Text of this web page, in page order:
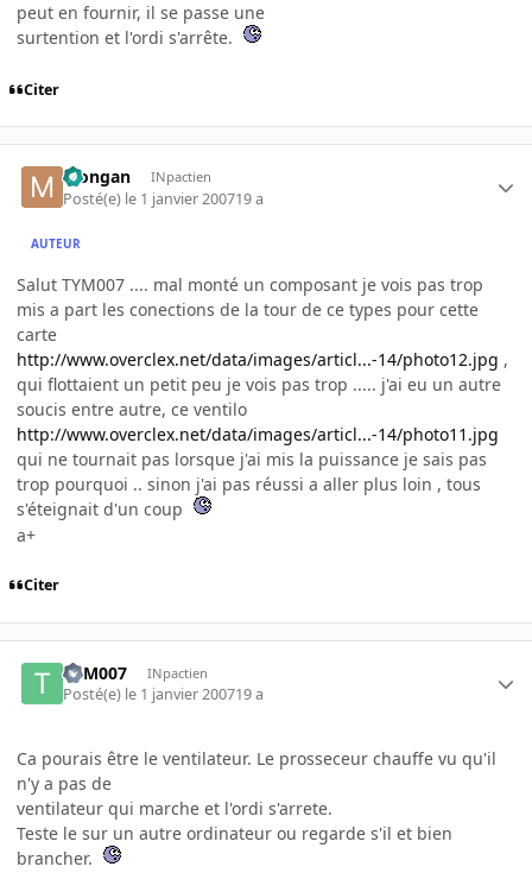
peut en fournir, il se passe une
surtention et l'ordi s'arrête.
Citer
Mongan INpactien
Posté(e) le 1 janvier 200719 a
AUTEUR
Salut TYM007 .... mal monté un composant je vois pas trop
mis a part les conections de la tour de ce types pour cette
carte
http://www.overclex.net/data/images/articl...-14/photo12.jpg ,
qui flottaient un petit peu je vois pas trop ..... j'ai eu un autre
soucis entre autre, ce ventilo
http://www.overclex.net/data/images/articl...-14/photo11.jpg
qui ne tournait pas lorsque j'ai mis la puissance je sais pas
trop pourquoi .. sinon j'ai pas réussi a aller plus loin , tous
s'éteignait d'un coup
a+
Citer
TYM007 INpactien
Posté(e) le 1 janvier 200719 a
Ca pourais être le ventilateur. Le prosseceur chauffe vu qu'il
n'y a pas de
ventilateur qui marche et l'ordi s'arrete.
Teste le sur un autre ordinateur ou regarde s'il et bien
brancher.